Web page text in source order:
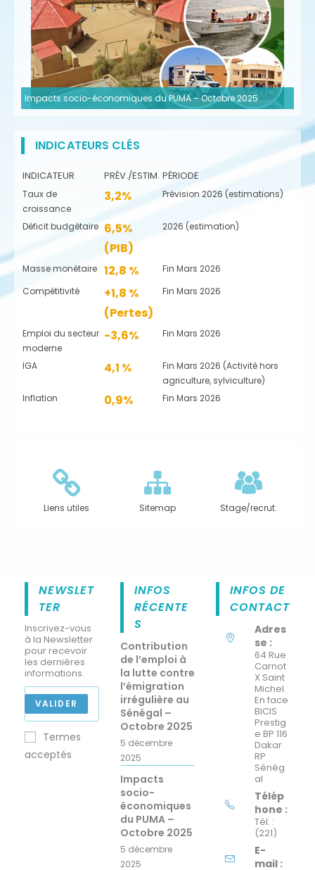
Impacts socio-économiques du PUMA – Octobre 2025
INDICATEURS CLÉS
INDICATEUR PRÉV./ESTIM. PÉRIODE
Taux de
croissance
3,2% Prévision 2026 (estimations)
Déficit budgétaire 6,5%
(PIB)
2026 (estimation)
Masse monétaire 12,8 %
Fin Mars 2026
Compétitivité
+1,8 %
(Pertes)
Fin Mars 2026
Emploi du secteur
moderne
-3,6% Fin Mars 2026
IGA 4,1 %
Fin Mars 2026 (Activité hors
agriculture, sylviculture)
Inflation
0,9% Fin Mars 2026
Liens utiles Sitemap Stage/recrut.
NEWSLET
TER
Inscrivez-vous
à la Newsletter
pour recevoir
les dernières
informations.
VALIDER
Termes
acceptés
INFOS
RÉCENTE
S
Contribution
de l’emploi à
la lutte contre
l’émigration
irrégulière au
Sénégal –
Octobre 2025
5 décembre
2025
Impacts
socio-
économiques
du PUMA –
Octobre 2025
5 décembre
2025
INFOS DE
CONTACT
Adres
se :
64 Rue
Carnot
X Saint
Michel.
En face
BICIS
Prestig
e BP 116
Dakar
RP
Sénég
al
Télép
hone :
Tél. :
(221)
E-
mail :